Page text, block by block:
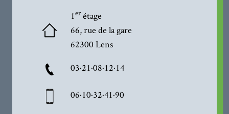
1erétage
66, rue de la gare
62300 Lens
03·21·08·12·14
06·10·32·41·90